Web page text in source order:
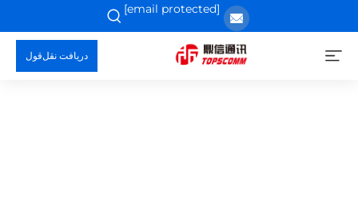
[email protected]
دریافت نقل‌قول